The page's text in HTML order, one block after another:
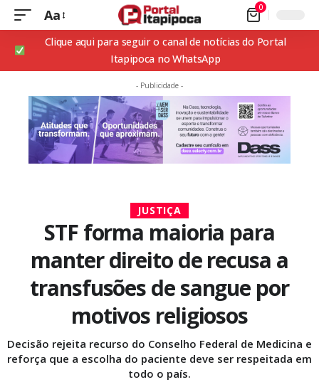
Aa 0
Clique aqui para seguir o canal de notícias do Portal
Itapipoca no WhatsApp
- Publicidade -
JUSTIÇA
STF forma maioria para
manter direito de recusa a
transfusões de sangue por
motivos religiosos
Decisão rejeita recurso do Conselho Federal de Medicina e
reforça que a escolha do paciente deve ser respeitada em
todo o país.